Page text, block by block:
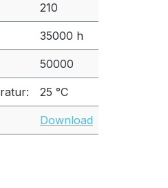
210
35000 h
50000
25 °C
Download